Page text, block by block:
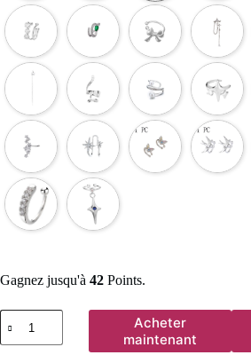
Gagnez jusqu'à 42 Points.
quantité
de
Boucles
Acheter
maintenant